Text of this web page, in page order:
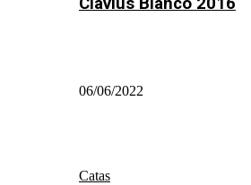
06/06/2022
Catas